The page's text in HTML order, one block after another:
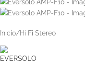
Inicio/Hi Fi Stereo